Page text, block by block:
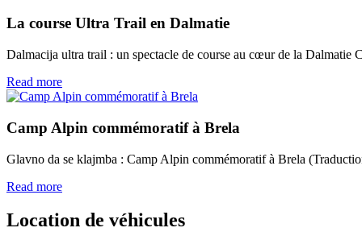
La course Ultra Trail en Dalmatie
Dalmacija ultra trail : un spectacle de course au cœur de la Dalmatie
Read more
Camp Alpin commémoratif à Brela
Glavno da se klajmba : Camp Alpin commémoratif à Brela
Read more
Location de véhicules